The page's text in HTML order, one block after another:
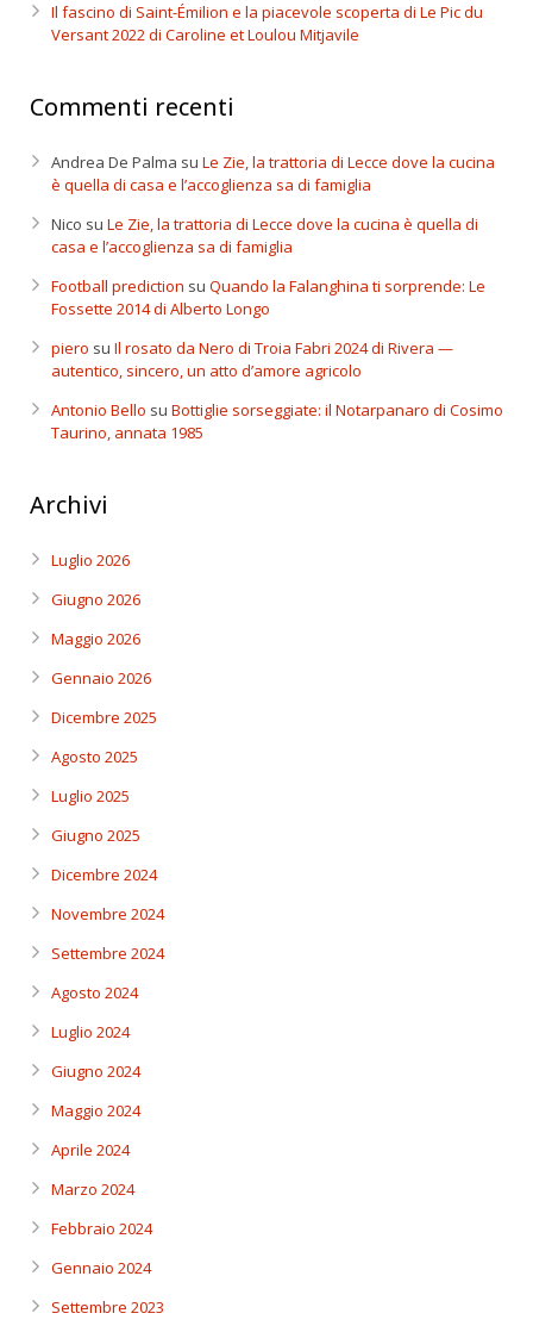
Il fascino di Saint-Émilion e la piacevole scoperta di Le Pic du
Versant 2022 di Caroline et Loulou Mitjavile
Commenti recenti
Andrea De Palma su Le Zie, la trattoria di Lecce dove la cucina
è quella di casa e l’accoglienza sa di famiglia
Nico su Le Zie, la trattoria di Lecce dove la cucina è quella di
casa e l’accoglienza sa di famiglia
Football prediction su Quando la Falanghina ti sorprende: Le
Fossette 2014 di Alberto Longo
piero su Il rosato da Nero di Troia Fabri 2024 di Rivera —
autentico, sincero, un atto d’amore agricolo
Antonio Bello su Bottiglie sorseggiate: il Notarpanaro di Cosimo
Taurino, annata 1985
Archivi
Luglio 2026
Giugno 2026
Maggio 2026
Gennaio 2026
Dicembre 2025
Agosto 2025
Luglio 2025
Giugno 2025
Dicembre 2024
Novembre 2024
Settembre 2024
Agosto 2024
Luglio 2024
Giugno 2024
Maggio 2024
Aprile 2024
Marzo 2024
Febbraio 2024
Gennaio 2024
Settembre 2023